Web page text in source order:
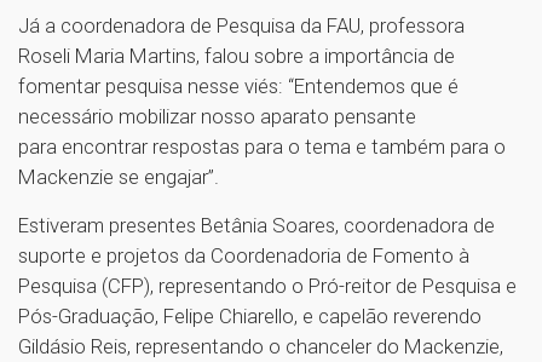
Já a coordenadora de Pesquisa da FAU, professora
Roseli Maria Martins, falou sobre a importância de
fomentar pesquisa nesse viés: “Entendemos que é
necessário mobilizar nosso aparato pensante
para encontrar respostas para o tema e também para o
Mackenzie se engajar”.
Estiveram presentes Betânia Soares, coordenadora de
suporte e projetos da Coordenadoria de Fomento à
Pesquisa (CFP), representando o Pró-reitor de Pesquisa e
Pós-Graduação, Felipe Chiarello, e capelão reverendo
Gildásio Reis, representando o chanceler do Mackenzie,